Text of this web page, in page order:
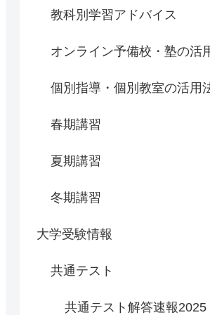
教科別学習アドバイス
オンライン予備校・塾の活
個別指導・個別教室の活用
春期講習
夏期講習
冬期講習
大学受験情報
共通テスト
共通テスト解答速報2025